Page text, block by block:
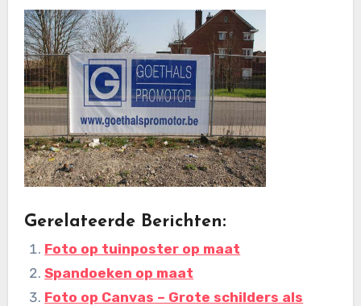
Gerelateerde Berichten:
Foto op tuinposter op maat
Spandoeken op maat
Foto op Canvas – Grote schilders als